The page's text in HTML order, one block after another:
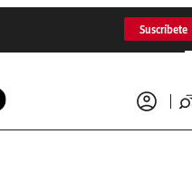
Suscríbete